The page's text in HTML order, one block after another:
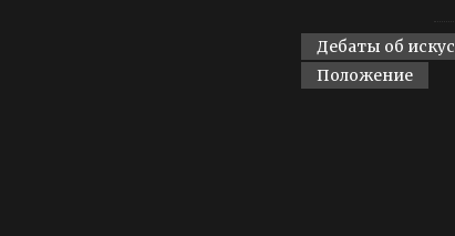
Дебаты об
Положение